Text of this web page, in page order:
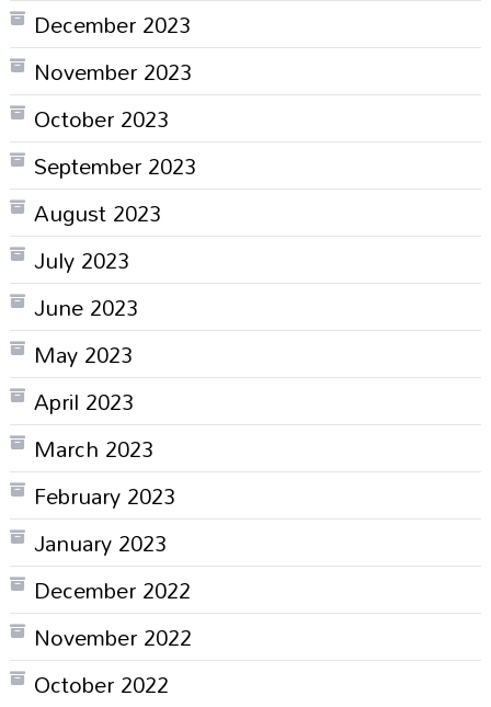
December 2023
November 2023
October 2023
September 2023
August 2023
July 2023
June 2023
May 2023
April 2023
March 2023
February 2023
January 2023
December 2022
November 2022
October 2022